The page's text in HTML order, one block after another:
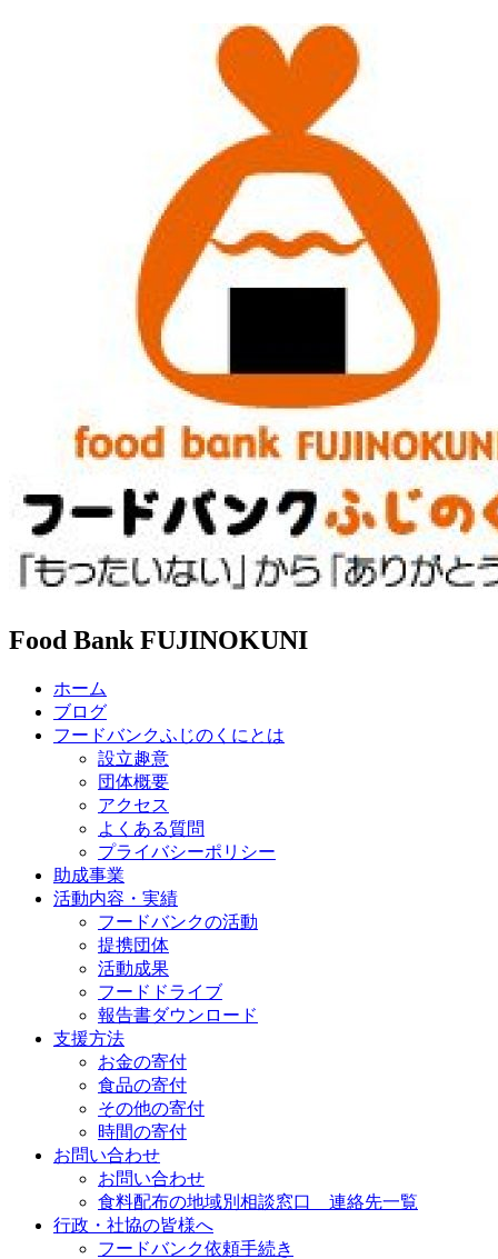
Food Bank FUJINOKUNI
ホーム
ブログ
フードバンクふじのくにとは
設立趣意
団体概要
アクセス
よくある質問
プライバシーポリシー
助成事業
活動内容・実績
フードバンクの活動
提携団体
活動成果
フードドライブ
報告書ダウンロード
支援方法
お金の寄付
食品の寄付
その他の寄付
時間の寄付
お問い合わせ
お問い合わせ
食料配布の地域別相談窓口 連絡先一覧
行政・社協の皆様へ
フードバンク依頼手続き